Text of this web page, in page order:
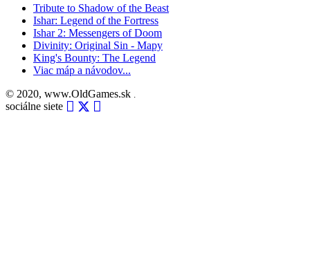
Tribute to Shadow of the Beast
Ishar: Legend of the Fortress
Ishar 2: Messengers of Doom
Divinity: Original Sin - Mapy
King's Bounty: The Legend
Viac máp a návodov...
© 2020, www.OldGames.sk .
sociálne siete